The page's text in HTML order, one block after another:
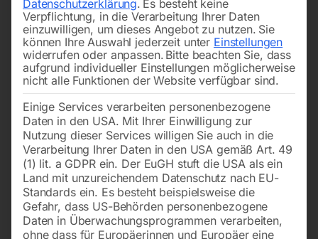
Bandsägeblatt BI-METALL cobalt
Datenschutzerklärung. Es besteht keine
Verpflichtung, in die Verarbeitung Ihrer Daten
einzuwilligen, um dieses Angebot zu nutzen. Sie
können Ihre Auswahl jederzeit unter Einstellungen
widerrufen oder anpassen. Bitte beachten Sie, dass
aufgrund individueller Einstellungen möglicherweise
nicht alle Funktionen der Website verfügbar sind.
Einige Services verarbeiten personenbezogene
Daten in den USA. Mit Ihrer Einwilligung zur
Nutzung dieser Services willigen Sie auch in die
Verarbeitung Ihrer Daten in den USA gemäß Art. 49
(1) lit. a GDPR ein. Der EuGH stuft die USA als ein
Land mit unzureichendem Datenschutz nach EU-
Standards ein. Es besteht beispielsweise die
Gefahr, dass US-Behörden personenbezogene
Daten in Überwachungsprogrammen verarbeiten,
ohne dass für Europäerinnen und Europäer eine